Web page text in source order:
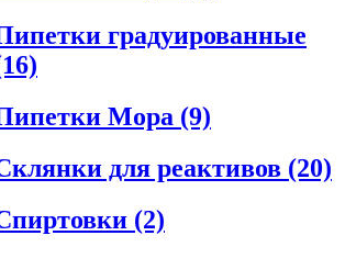
градуированные
Мора (9)
для реактивов (20)
(2)